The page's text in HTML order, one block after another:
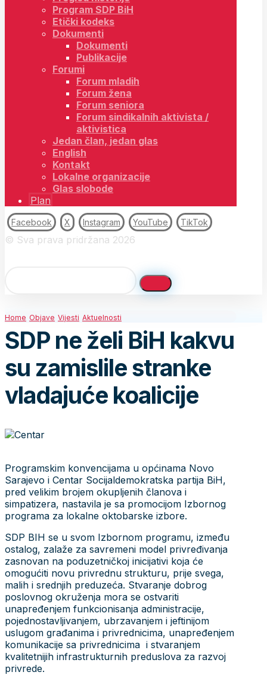
Program SDP BiH
Etički kodeks
Dokumenti
Dokumenti
Publikacije
Forumi
Forum mladih
Forum žena
Forum seniora
Forum sindikalnih aktivista /
aktivistica
Jedan član, jedan glas
English
Kontakt
Lokalne organizacije
Glas slobode
Plan
Facebook X Instagram YouTube TikTok
© Sva prava pridržana 2026
Home Objave Vijesti Aktuelnosti
SDP ne želi BiH kakvu
su zamislile stranke
vladajuće koalicije
Programskim konvencijama u općinama Novo
Sarajevo i Centar Socijaldemokratska partija BiH,
pred velikim brojem okupljenih članova i
simpatizera, nastavila je sa promocijom Izbornog
programa za lokalne oktobarske izbore.
SDP BIH se u svom Izbornom programu, između
ostalog, zalaže za savremeni model privređivanja
zasnovan na poduzetničkoj inicijativi koja će
omogućiti novu privrednu strukturu, prije svega,
malih i srednjih preduzeća. Stvaranje dobrog
poslovnog okruženja mora se ostvariti
unapređenjem funkcionisanja administracije,
pojednostavljivanjem, ubrzavanjem i jeftinijom
uslugom građanima i privrednicima, unapređenjem
komunikacije sa privrednicima i stvaranjem
kvalitetnijih infrastrukturnih preduslova za razvoj
privrede.